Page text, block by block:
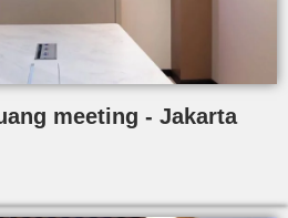
meeting - Jakarta